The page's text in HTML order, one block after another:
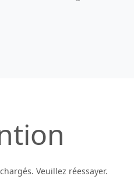
Veuillez réessayer.